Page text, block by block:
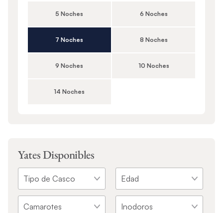
5 Noches 6 Noches
7 Noches 8 Noches
9 Noches 10 Noches
14 Noches
Yates Disponibles